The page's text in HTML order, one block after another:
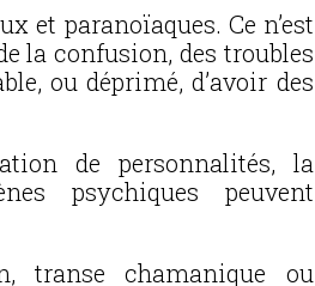
et paranoïaques. Ce n’est
la confusion, des troubles
ou déprimé, d’avoir des
de personnalités, la
psychiques peuvent
transe chamanique ou